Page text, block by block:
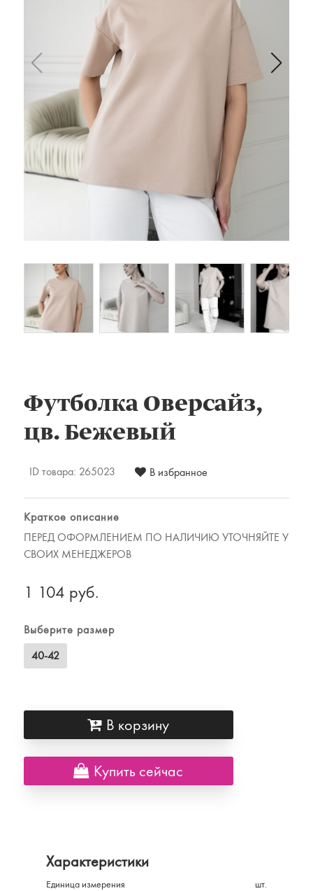
Одеяла и подушки
Одеяла
Матрасы и наматрасники
Наматрасники
Матрасы
Текстиль для ванной
Халаты
Текстиль для кухни
Фартуки, прихватки, рукавицы, грелки
Текстиль для гостиниц и отелей
Полотенца
Комплекты постельного белья
Наматрацники
Детские товары
Наматрасники, матрасы и чехлы для
матрасов
Для мужчин
Для женщин
Предметы интерьера
Футболка Оверсайз,
цв. Бежевый
ID товара: 265023 В избранное
Краткое описание
ПЕРЕД ОФОРМЛЕНИЕМ ПО НАЛИЧИЮ УТОЧНЯЙТЕ У
СВОИХ МЕНЕДЖЕРОВ
1 104 руб.
Выберите размер
40-42
В корзину
Купить сейчас
Характеристики
Единица измерения
шт.